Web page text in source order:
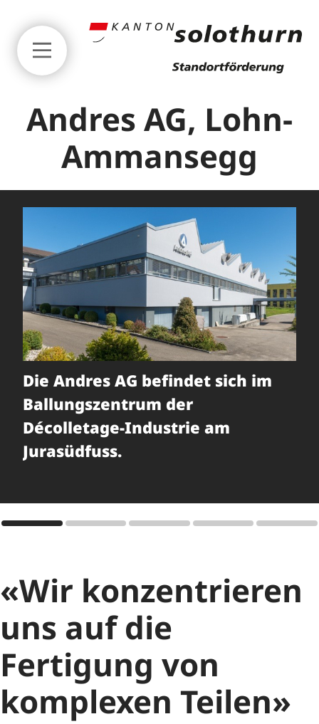
Standortvorteile
Erfolgsgeschichten
Branchen
Spotlight KMU
Areale
Coworking
Partner und Netzwerk
Andres AG, Lohn-
Ammansegg
Die Andres AG befindet sich im
Ballungszentrum der
Décolletage-Industrie am
Jurasüdfuss.
«Wir konzentrieren
uns auf die
Fertigung von
komplexen Teilen»